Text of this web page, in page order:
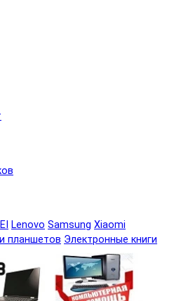
Lenovo Samsung Xiaomi
планшетов Электронные книги